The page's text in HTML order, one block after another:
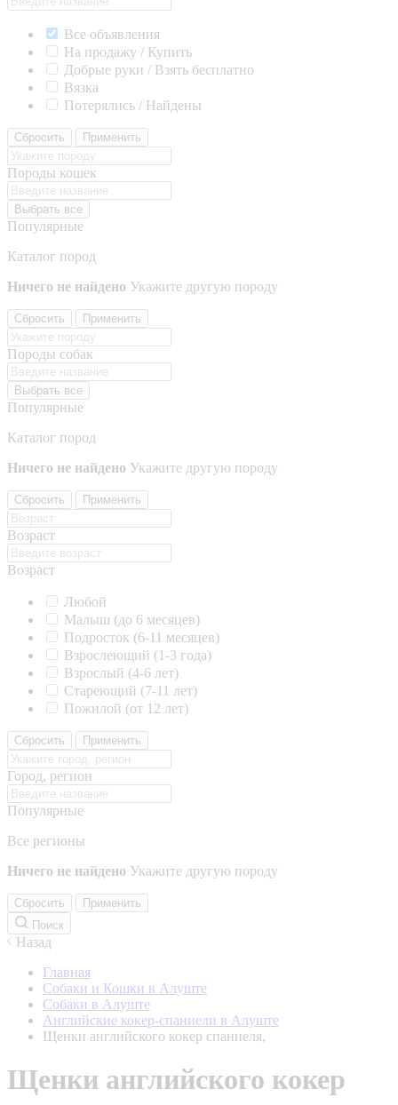
Все объявления
На продажу / Купить
Добрые руки / Взять бесплатно
Вязка
Потерялись / Найдены
Сбросить Применить
Породы кошек
Выбрать все
Популярные
Каталог пород
Ничего не найдено Укажите другую породу
Сбросить Применить
Породы собак
Выбрать все
Популярные
Каталог пород
Ничего не найдено Укажите другую породу
Сбросить Применить
Возраст
Возраст
Любой
Малыш (до 6 месяцев)
Подросток (6-11 месяцев)
Взрослеющий (1-3 года)
Взрослый (4-6 лет)
Стареющий (7-11 лет)
Пожилой (от 12 лет)
Сбросить Применить
Город, регион
Популярные
Все регионы
Ничего не найдено Укажите другую породу
Сбросить
Применить
Поиск
Назад
Главная
Собаки и Кошки в Алуште
Собаки в Алуште
Английские кокер-спаниели в Алуште
Щенки английского кокер спаниеля,
Щенки английского кокер